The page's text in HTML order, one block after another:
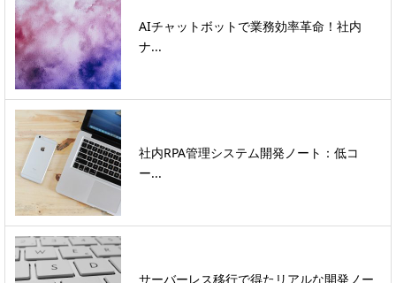
AIチャットボットで業務効率革命！社内
ナ...
社内RPA管理システム開発ノート：低コ
ー...
サーバーレス移行で得たリアルな開発ノー